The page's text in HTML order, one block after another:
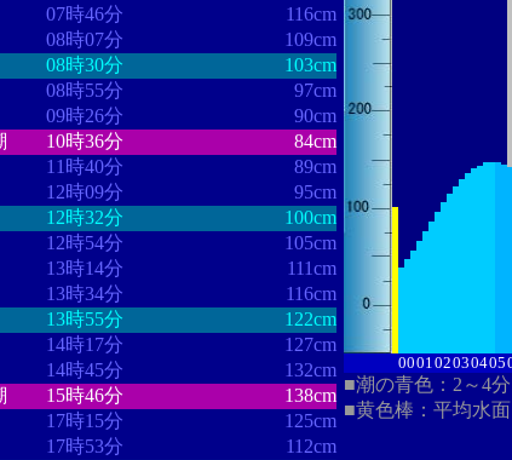
07時46分
116cm
08時07分
109cm
08時30分
103cm
08時55分
97cm
09時26分
90cm
10時36分
84cm
11時40分
89cm
12時09分
95cm
12時32分
100cm
12時54分
105cm
13時14分
111cm
13時34分
116cm
13時55分
122cm
14時17分
127cm
14時45分
132cm
15時46分
138cm
17時15分
125cm
17時53分
112cm
000102030405
■潮の青色：2～4分
■黄色棒：平均水